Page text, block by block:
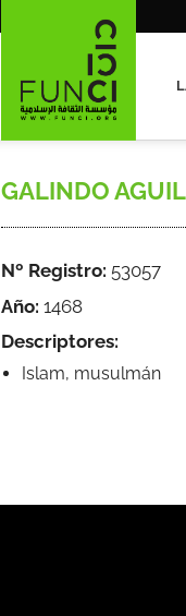
GALINDO
Nº Registro: 53057
Año: 1468
Descriptores:
Islam, musulmán